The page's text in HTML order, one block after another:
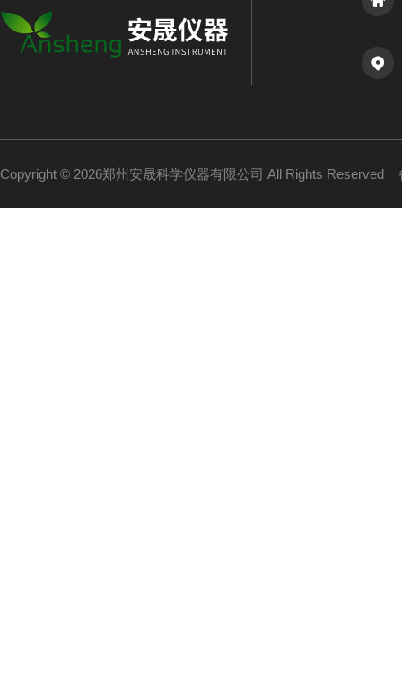
Copyright © 2026郑州安晟科学仪器有限公司 All Rights Reserved